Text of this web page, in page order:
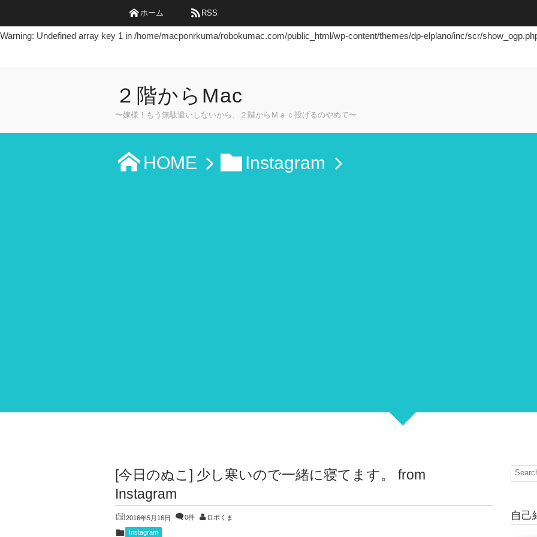
: Undefined array key 0 in/home/macponrkuma/robokumac.com/public_html/wp-content/themes/dp-elplano/inc/scr/
Warning: Undefined array key 1 in /home/macponrkuma/robokumac.com/public_html/wp-content/themes/dp-elplano/inc/scr/
ホーム RSS
２階からMac
〜嫁様！もう無駄遣いしないから、２階からＭａｃ投げるのやめて〜
HOME Instagram
[今日のぬこ] 少し寒いので一緒に寝てます。 from
Instagram
2016年5月16日 0件 ロボくま
Instagram
自己